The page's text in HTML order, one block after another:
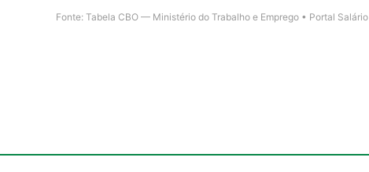
Fonte: Tabela CBO — Ministério do Trabalho e Emprego • Portal Salário